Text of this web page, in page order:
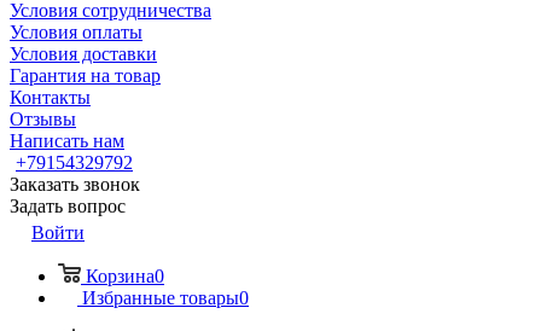
Условия сотрудничества
Условия оплаты
Условия доставки
Гарантия на товар
Контакты
Отзывы
Написать нам
+79154329792
Заказать звонок
Задать вопрос
Войти
Корзина0
Избранные товары0